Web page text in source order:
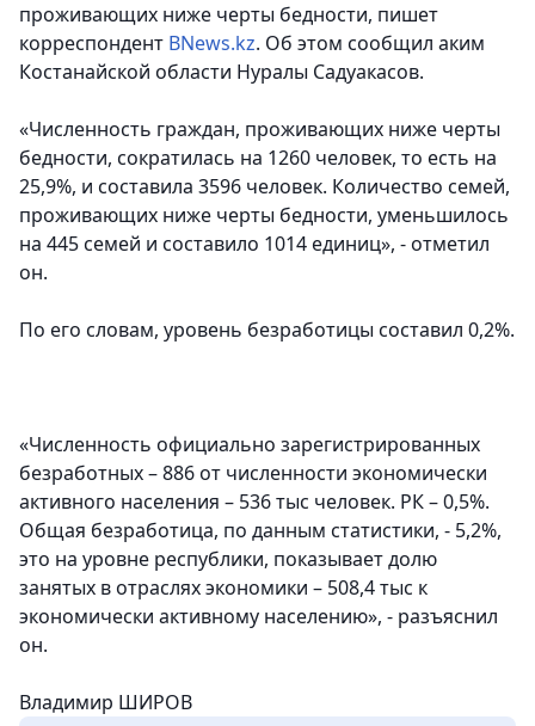
проживающих ниже черты бедности, пишет
корреспондент BNews.kz. Об этом сообщил аким
Костанайской области Нуралы Садуакасов.
«Численность граждан, проживающих ниже черты
бедности, сократилась на 1260 человек, то есть на
25,9%, и составила 3596 человек. Количество семей,
проживающих ниже черты бедности, уменьшилось
на 445 семей и составило 1014 единиц», - отметил
он.
По его словам, уровень безработицы составил 0,2%.
«Численность официально зарегистрированных
безработных – 886 от численности экономически
активного населения – 536 тыс человек. РК – 0,5%.
Общая безработица, по данным статистики, - 5,2%,
это на уровне республики, показывает долю
занятых в отраслях экономики – 508,4 тыс к
экономически активному населению», - разъяснил
он.
Владимир ШИРОВ